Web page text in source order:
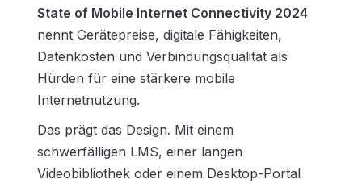
State of Mobile Internet Connectivity 2024
nennt Gerätepreise, digitale Fähigkeiten,
Datenkosten und Verbindungsqualität als
Hürden für eine stärkere mobile
Internetnutzung.
Das prägt das Design. Mit einem
schwerfälligen LMS, einer langen
Videobibliothek oder einem Desktop-Portal